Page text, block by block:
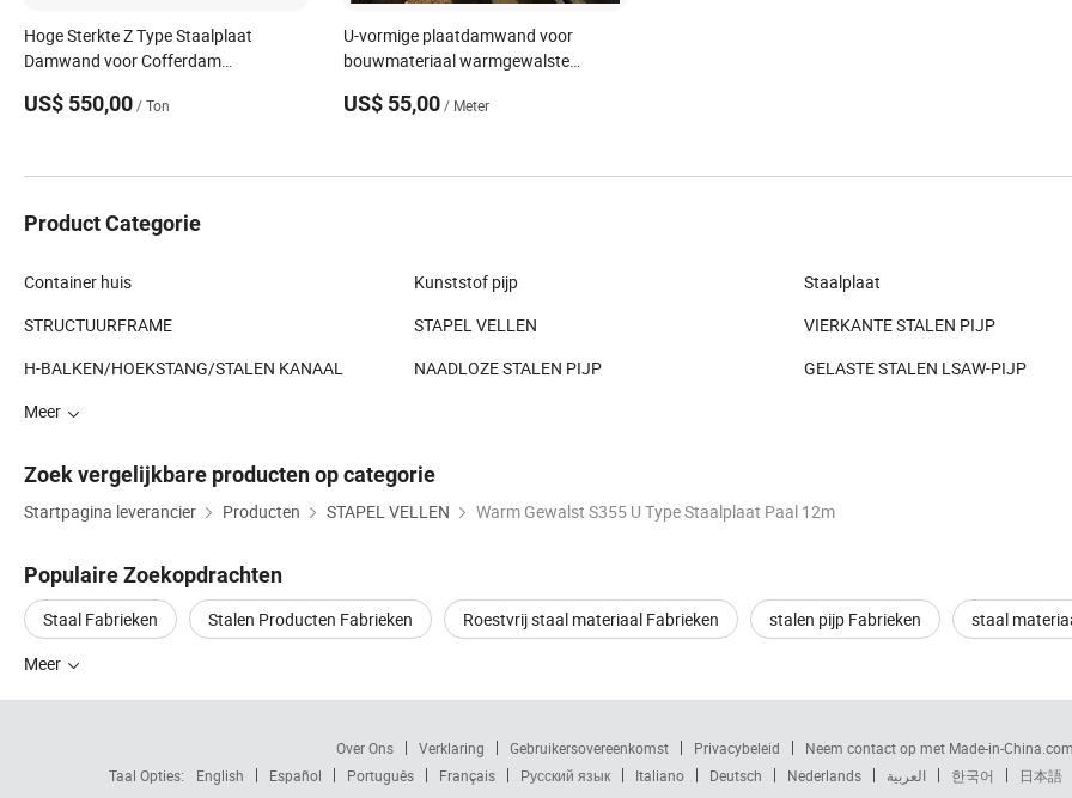
Hoge Sterkte Z Type Staalplaat
Damwand voor Cofferdam
US$ 550,00/ Ton
U-vormige plaatdamwand voor
bouwmateriaal warmgewalste
US$ 55,00 / Meter
Product Categorie
Container huis Kunststof pijp Staalplaat
STRUCTUURFRAME
STAPEL VELLEN VIERKANTE STALEN PIJP
H-BALKEN/HOEKSTANG/STALEN KANAAL
NAADLOZE STALEN PIJP GELASTE STALEN LSAW-PIJP
Meer
Zoek vergelijkbare producten op categorie
Startpagina leverancier Producten STAPEL VELLEN Warm Gewalst S355 U Type Staalplaat Paal 12m
Populaire Zoekopdrachten
Staal Fabrieken Stalen Producten Fabrieken Roestvrij staal materiaal Fabrieken stalen pijp Fabrieken staal
Meer
Over Ons Verklaring Gebruikersovereenkomst Privacybeleid Neem contact op met Made-in-China.com
Taal Opties:
English Español Português Français Русский язык Italiano Deutsch Nederlands العربية 한국어 日本語